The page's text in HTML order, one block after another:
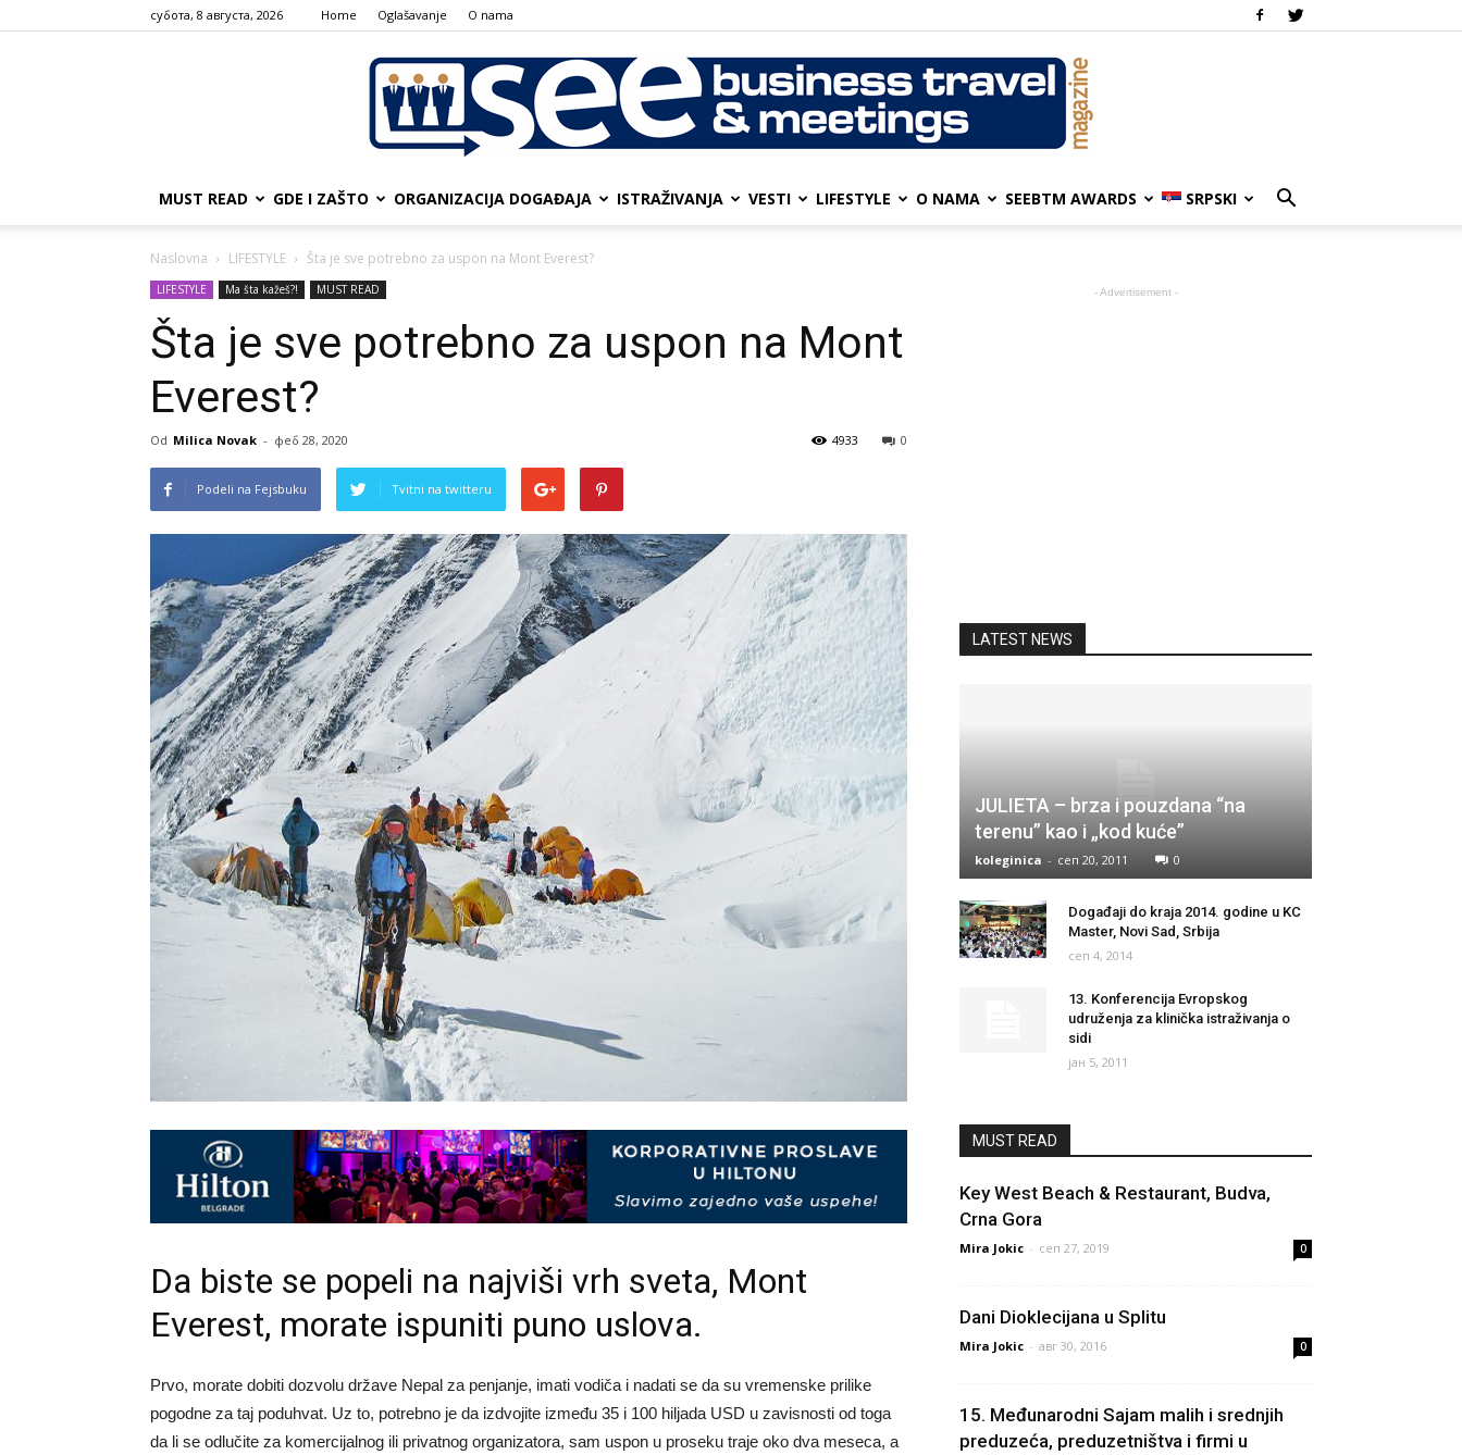
субота, 8 августа, 2026 Home Oglašavanje О nama
&
meetings
magazine
MUST READ GDE I ZAŠTO ORGANIZACIJA DOGAĐAJA ISTRAŽIVANJA VESTI LIFESTYLE О NAMA SEEBTM AWARDS SRPSKI
Naslovna LIFESTYLE Šta je sve potrebno za uspon na Mont Everest?
LIFESTYLE Ma šta kažeš?! MUST READ
Šta je sve potrebno za uspon na Mont
Everest?
Od Milica Novak - феб 28, 2020 0
4933
Podeli na Fejsbuku Tvitni na twitteru
Da biste se popeli na najviši vrh sveta, Mont
Everest, morate ispuniti puno uslova.
Prvo, morate dobiti dozvolu države Nepal za penjanje, imati vodiča i nadati se da su vremenske prilike
pogodne za taj poduhvat. Uz to, potrebno je da izdvojite između 35 i 100 hiljada USD u zavisnosti od toga
da li se odlučite za komercijalnog ili privatnog organizatora, sam uspon u proseku traje oko dva meseca, a
- Advertisement -
LATEST NEWS
JULIETA – brza i pouzdana “na
terenu” kao i „kod kuće”
koleginica - сеп 20, 2011 0
Događaji do kraja 2014. godine u KC
Master, Novi Sad, Srbija
сеп 4, 2014
13. Konferencija Evropskog
udruženja za klinička istraživanja o
sidi
јан 5, 2011
MUST READ
Key West Beach & Restaurant, Budva,
Crna Gora
Mira Jokic - сеп 27, 2019 0
Dani Dioklecijana u Splitu
Mira Jokic - авг 30, 2016 0
15. Međunarodni Sajam malih i srednjih
preduzeća, preduzetništva i firmi u